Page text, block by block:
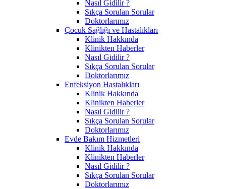
Nasıl Gidilir ?
Sıkça Sorulan Sorular
Doktorlarımız
Çocuk Sağlığı ve Hastalıkları
Klinik Hakkında
Klinikten Haberler
Nasıl Gidilir ?
Sıkça Sorulan Sorular
Doktorlarımız
Enfeksiyon Hastalıkları
Klinik Hakkında
Klinikten Haberler
Nasıl Gidilir ?
Sıkça Sorulan Sorular
Doktorlarımız
Evde Bakım Hizmetleri
Klinik Hakkında
Klinikten Haberler
Nasıl Gidilir ?
Sıkça Sorulan Sorular
Doktorlarımız